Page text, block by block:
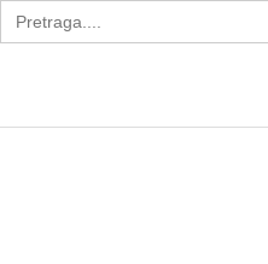
Search
for:
Skip
to